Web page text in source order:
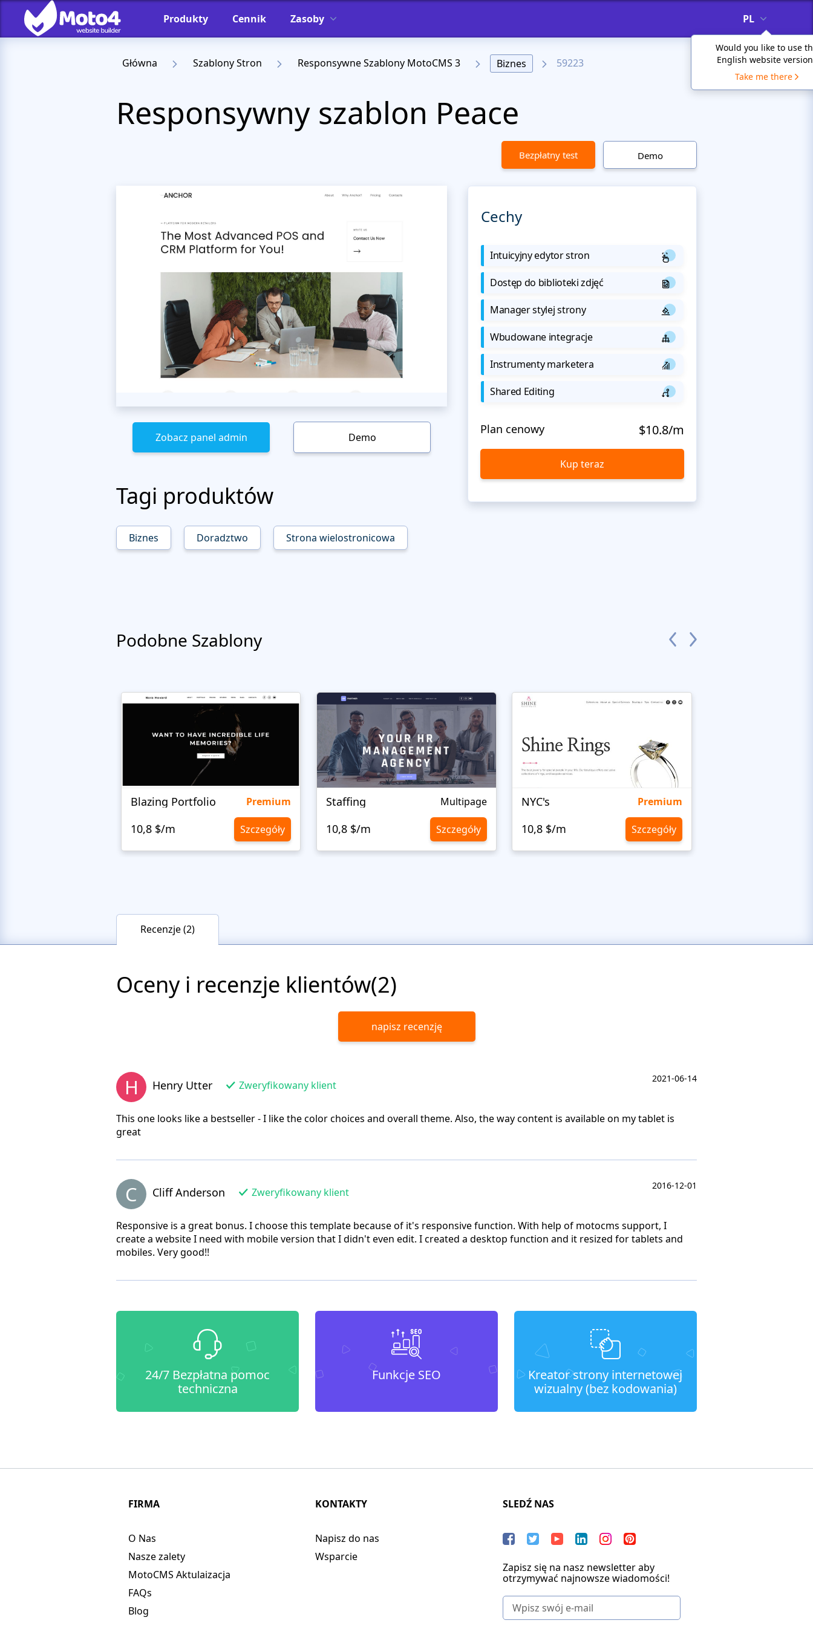
Produkty Cennik Zasoby PL
Would you like to use
English website
Take me there
Główna Szablony Stron Responsywne Szablony MotoCMS 3 Biznes 59223
Responsywny szablon Peace
Bezpłatny test Demo
Zobacz panel admin Demo
Tagi produktów
Biznes Doradztwo Strona wielostronicowa
Cechy
Intuicyjny edytor stron
Dostęp do biblioteki zdjęć
Manager stylej strony
Wbudowane integracje
Instrumenty marketera
Shared Editing
Plan cenowy $10.8/m
Kup teraz
Podobne Szablony
Blazing Portfolio Premium
10,8 $/m Szczegóły
Staffing Multipage
10,8 $/m Szczegóły
NYC's Premium
10,8 $/m Szczegóły
Recenzje (2)
Oceny i recenzje klientów(2)
napisz recenzję
H Henry Utter Zweryfikowany klient
2021-06-14
This one looks like a bestseller - I like the color choices and overall theme. Also, the way content is available on my tablet is
great
C Cliff Anderson Zweryfikowany klient
2016-12-01
Responsive is a great bonus. I choose this template because of it's responsive function. With help of motocms support, I
create a website I need with mobile version that I didn't even edit. I created a desktop function and it resized for tablets and
mobiles. Very good!!
24/7 Bezpłatna pomoc
techniczna
Funkcje SEO
Kreator strony internetowej
wizualny (bez kodowania)
FIRMA
O Nas
Nasze zalety
MotoCMS Aktulaizacja
FAQs
Blog
KONTAKTY
Napisz do nas
Wsparcie
SLEDŹ NAS
Zapisz się na nasz newsletter aby
otrzymywać najnowsze wiadomości!